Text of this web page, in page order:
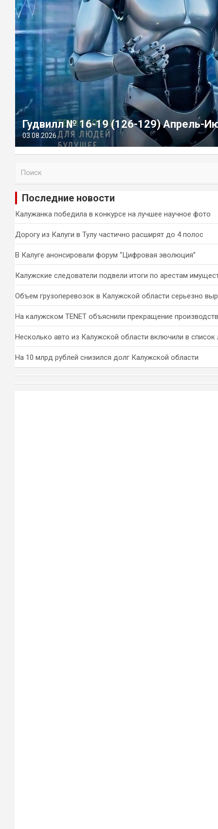
Гудвилл № 16-19 (126-129) Апрель-
03.08.2026
и
Последние новости
Калужанка победила в конкурсе на лучшее научное фото
Дорогу из Калуги в Тулу частично расширят до 4 полос
В Калуге анонсировали форум “Цифровая эволюция”
Калужские следователи подвели итоги по арестам
Объем грузоперевозок в Калужской области серьезно
На калужском TENET объяснили прекращение
Несколько авто из Калужской области включили в список
На 10 млрд рублей снизился долг Калужской области